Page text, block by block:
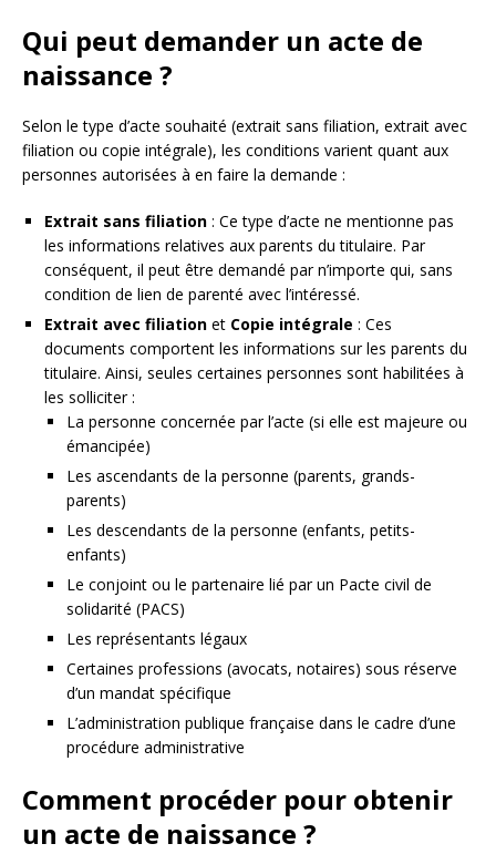
Qui peut demander un acte de
naissance ?
Selon le type d’acte souhaité (extrait sans filiation, extrait avec
filiation ou copie intégrale), les conditions varient quant aux
personnes autorisées à en faire la demande :
Extrait sans filiation : Ce type d’acte ne mentionne pas
les informations relatives aux parents du titulaire. Par
conséquent, il peut être demandé par n’importe qui, sans
condition de lien de parenté avec l’intéressé.
Extrait avec filiation et Copie intégrale : Ces
documents comportent les informations sur les parents du
titulaire. Ainsi, seules certaines personnes sont habilitées à
les solliciter :
La personne concernée par l’acte (si elle est majeure ou
émancipée)
Les ascendants de la personne (parents, grands-
parents)
Les descendants de la personne (enfants, petits-
enfants)
Le conjoint ou le partenaire lié par un Pacte civil de
solidarité (PACS)
Les représentants légaux
Certaines professions (avocats, notaires) sous réserve
d’un mandat spécifique
L’administration publique française dans le cadre d’une
procédure administrative
Comment procéder pour obtenir
un acte de naissance ?